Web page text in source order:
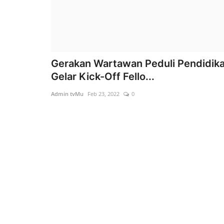
Gerakan Wartawan Peduli
Gelar Kick-Off Fello...
Admin tvMu Feb 23, 2022 0